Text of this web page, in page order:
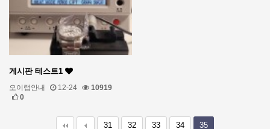
게시판 테스트1
오이랩안내 12-24
10919
0
31 32 33 34 35